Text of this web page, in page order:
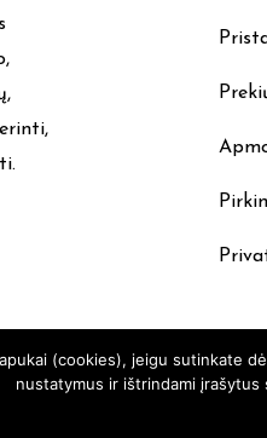
casalana.lt - Siūlų
(cookies), jeigu sutinkate
nustatymus ir ištrindami įrašytus